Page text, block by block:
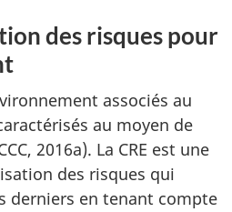
des risques pour
associés au
au moyen de
2016a). La CRE est une
des risques qui
derniers en tenant compte